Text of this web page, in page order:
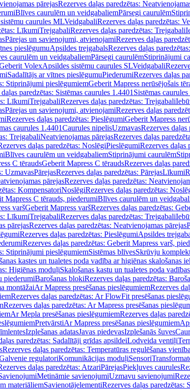
pārejasRezerves daļas paredzētas:
Blīves caurulēm un veidgabaliemPārsegi caurulēm
caurules MLVeidgabaliRezerves daļas paredzētas:
LīkumiTrejgabaliRezerves daļas paredzētas: Trejgabali
Pārejas un savienojumi, atvienojamiRezerves daļas
pieslēgumuApsildes trejgabalsRezerves daļas
caurulēm un veidgabaliemPārsegi caurulēmStiprinājumi
VolexApsildes sistēmu caurules SLVeidgabali
Sadalītājs ar vītnes pieslēgumuPiederumiRezerves daļas
Stiprinājumi pieslēgumiemGeberit Mapress nerūsējošais
paredzētas: Sistēmas caurules 1.4401 Sistēmas caurules
LīkumiTrejgabaliRezerves daļas paredzētas: Trejgabali
Pārejas un savienojumi, atvienojamiRezerves daļas
Rezerves daļas paredzētas: PieslēgumiGeberit Mapress
caurules 1.4401Caurules nipelisUzmavasRezerves daļas
TrejgabaliNeatvienojamas pārejasRezerves daļas
daļas paredzētas: NoslēgiPieslēgumiRezerves daļas
Blīves caurulēm un veidgabaliemStiprinājumi caurulēm
C tēraudsGeberit Mapress C tēraudsRezerves daļas
UzmavasPārejasRezerves daļas paredzētas: PārejasLīkumi
pārejasRezerves daļas paredzētas:
KompensatoriNoslēgiRezerves daļas paredzētas:
Mapress C tērauds, piederumiBlīves caurulēm un
varšGeberit Mapress varšRezerves daļas paredzētas:
LīkumiTrejgabaliRezerves daļas paredzētas: Trejgabali
pārejasRezerves daļas paredzētas: Neatvienojamas pārejas
Rezerves daļas paredzētas: PieslēgumiApsildes
Rezerves daļas paredzētas: Geberit Mapress varš,
Stiprinājumi pieslēgumiemSistēmas blīvesSkrūvju
kastes un tualetes poda vadība ar higiēnas skalošanas
Higiēnas moduļiSkalošanas kastu un tualetes poda
piederumiBarošanas blokiRezerves daļas paredzētas:
montāžaiAr Mapress presēšanas pieslēgumiemRezerves
Rezerves daļas paredzētas: Ar FlowFit presēšanas
Rezerves daļas paredzētas: Ar Mapress presēšanas
Ar Mepla presēšanas pieslēgumiemRezerves daļas
PretvārstiAr Mapress presēšanas pieslēgumiem
Izplešanas adatasJavas piedevasIzplešanās šuves
paredzētas: Sadalītāji grīdas apsildeiLodveida ventiļi
Rezerves daļas paredzētas: Temperatūras regulēšanas
regulatoriKomunikācijas moduļiSensori
daļas paredzētas: AtzariPārejasPiekļuves caurules
Metināmie savienojumiUzmavu savienojumi
materiāliemSavienotājelementiRezerves daļas paredzētas: